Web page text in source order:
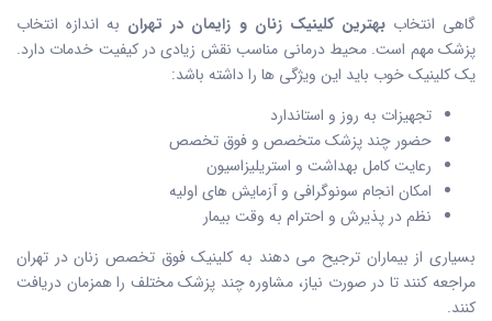
گاهی انتخاببهترین کلینیک زنان و زایمان در تهران به اندازه انتخاب
پزشک مهم است. محیط درمانی مناسب نقش زیادی در کیفیت خدمات دارد.
یک کلینیک خوب باید این ویژگی ها را داشته باشد:
تجهیزات به روز و استاندارد
حضور چند پزشک متخصص و فوق تخصص
رعایت کامل بهداشت و استریلیزاسیون
امکان انجام سونوگرافی و آزمایش های اولیه
نظم در پذیرش و احترام به وقت بیمار
بسیاری از بیماران ترجیح می دهند به کلینیک فوق تخصص زنان در تهران
مراجعه کنند تا در صورت نیاز، مشاوره چند پزشک مختلف را همزمان دریافت
کنند.